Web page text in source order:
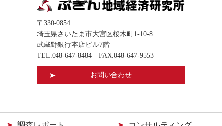
〒330-0854
埼玉県さいたま市大宮区桜木町1-10-8
武蔵野銀行本店ビル7階
TEL.048-647-8484 FAX.048-647-9553
お問い合わせ